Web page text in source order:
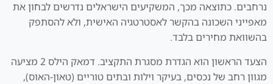
נרחבים. כתוצאה מכך, המשקיעים הישראלים נדרשים לבחון את
מאפייני השכונה בהקשר לאסטרטגיה האישית, ולא להסתפק
בהשוואת מחירים בלבד.
הצעד הראשון הוא הגדרת מסגרת התקציב. דמאק הילס 2 מציעה
מגוון רחב של נכסים, בעיקר וילות ובתים טוריים (טאון-האוס),